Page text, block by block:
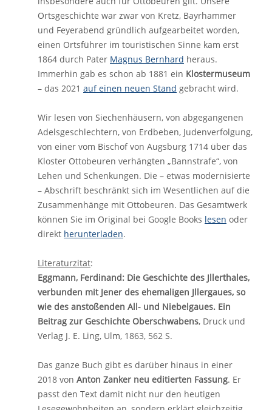
Ortsgeschichte war zwar von Kretz, Bayrhammer
und Feyerabend gründlich aufgearbeitet worden,
einen Ortsführer im touristischen Sinne kam erst
1864 durch Pater Magnus Bernhard heraus.
Immerhin gab es schon ab 1881 ein Klostermuseum
– das 2021 auf einen neuen Stand gebracht wird.
Wir lesen von Siechenhäusern, von abgegangenen
Adelsgeschlechtern, von Erdbeben, Judenverfolgung,
von einer vom Bischof von Augsburg 1714 über das
Kloster Ottobeuren verhängten „Bannstrafe“, von
Lehen und Schenkungen. Die – etwas modernisierte
– Abschrift beschränkt sich im Wesentlichen auf die
Zusammenhänge mit Ottobeuren. Das Gesamtwerk
können Sie im Original bei Google Books lesen oder
direkt herunterladen.
Literaturzitat:
Eggmann, Ferdinand: Die Geschichte des Jllerthales,
verbunden mit Jener des ehemaligen Jllergaues, so
wie des anstoßenden All- und Niebelgaues. Ein
Beitrag zur Geschichte Oberschwabens, Druck und
Verlag J. E. Ling, Ulm, 1863, 562 S.
Das ganze Buch gibt es darüber hinaus in einer
2018 von Anton Zanker neu editierten Fassung. Er
passt den Text damit nicht nur den heutigen